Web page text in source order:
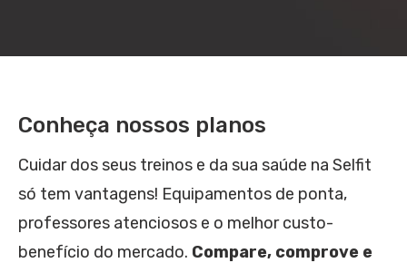
Conheça nossos planos
Cuidar dos seus treinos e da sua saúde na Selfit
só tem vantagens! Equipamentos de ponta,
professores atenciosos e o melhor custo-
benefício do mercado. Compare, comprove e